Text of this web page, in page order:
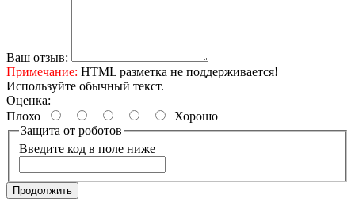
Ваш отзыв:
Примечание: HTML разметка не поддерживается!
Используйте обычный текст.
Оценка:
Плохо
Хорошо
Защита от роботов
Введите код в поле ниже
Продолжить